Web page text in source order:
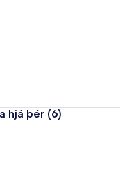
n
r
hjá þér (6)